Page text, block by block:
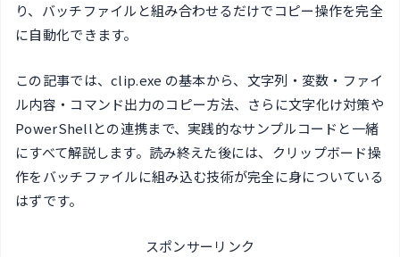
り、バッチファイルと組み合わせるだけでコピー操作を完全
に自動化できます。
この記事では、clip.exe の基本から、文字列・変数・ファイ
ル内容・コマンド出力のコピー方法、さらに文字化け対策や
PowerShellとの連携まで、実践的なサンプルコードと一緒
にすべて解説します。読み終えた後には、クリップボード操
作をバッチファイルに組み込む技術が完全に身についている
はずです。
スポンサーリンク